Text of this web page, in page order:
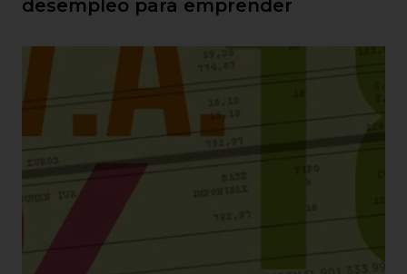
desempleo para emprender